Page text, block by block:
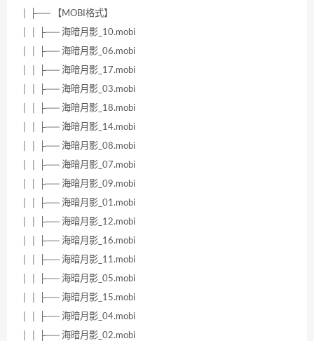
│ ├── 【MOBI格式】
│ │ ├── 海暗月影_10.mobi
│ │ ├── 海暗月影_06.mobi
│ │ ├── 海暗月影_17.mobi
│ │ ├── 海暗月影_03.mobi
│ │ ├── 海暗月影_18.mobi
│ │ ├── 海暗月影_14.mobi
│ │ ├── 海暗月影_08.mobi
│ │ ├── 海暗月影_07.mobi
│ │ ├── 海暗月影_09.mobi
│ │ ├── 海暗月影_01.mobi
│ │ ├── 海暗月影_12.mobi
│ │ ├── 海暗月影_16.mobi
│ │ ├── 海暗月影_11.mobi
│ │ ├── 海暗月影_05.mobi
│ │ ├── 海暗月影_15.mobi
│ │ ├── 海暗月影_04.mobi
│ │ ├── 海暗月影_02.mobi